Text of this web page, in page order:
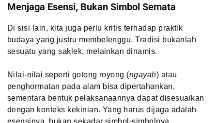
Menjaga Esensi, Bukan Simbol Semata
Di sisi lain, kita juga perlu kritis terhadap praktik
budaya yang justru membelenggu. Tradisi bukanlah
sesuatu yang saklek, melainkan dinamis.
Nilai-nilai seperti gotong royong (ngayah) atau
penghormatan pada alam bisa dipertahankan,
sementara bentuk pelaksanaannya dapat disesuaikan
dengan konteks kekinian. Yang harus dijaga adalah
esensinya, bukan sekadar simbol-simbolnya.